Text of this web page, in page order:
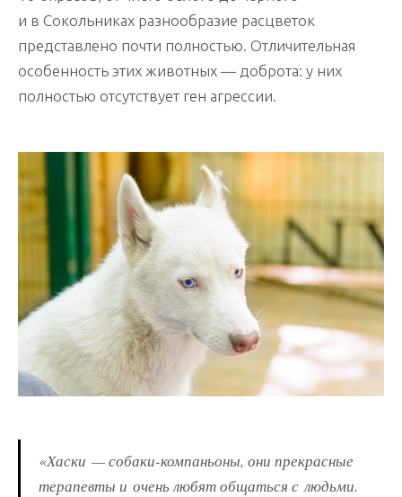
и в Сокольниках разнообразие расцветок
представлено почти полностью. Отличительная
особенность этих животных — доброта: у них
полностью отсутствует ген агрессии.
«Хаски — собаки-компаньоны, они прекрасные
терапевты и очень любят общаться с людьми.